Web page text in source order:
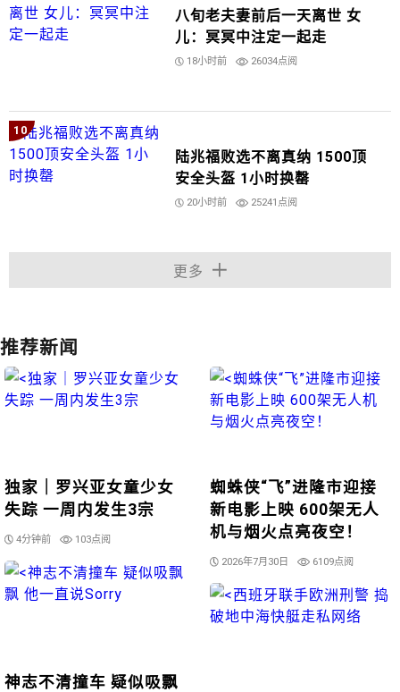
八旬老夫妻前后一天离世 女
儿：冥冥中注定一起走
18小时前 26034点阅
10
陆兆福败选不离真纳 1500顶
安全头盔 1小时换罄
20小时前 25241点阅
更多
推荐新闻
独家｜罗兴亚女童少女
失踪 一周内发生3宗
4分钟前 103点阅
蜘蛛侠“飞”进隆市迎接
新电影上映 600架无人
机与烟火点亮夜空！
2026年7月30日 6109点阅
神志不清撞车 疑似吸飘